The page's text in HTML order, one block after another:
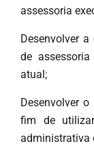
assessoria
Desenvolver
de
atual;
Desenvolver
fim de
administrativa